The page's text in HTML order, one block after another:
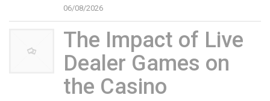
06/08/2026
The Impact of Live
Dealer Games on
the Casino